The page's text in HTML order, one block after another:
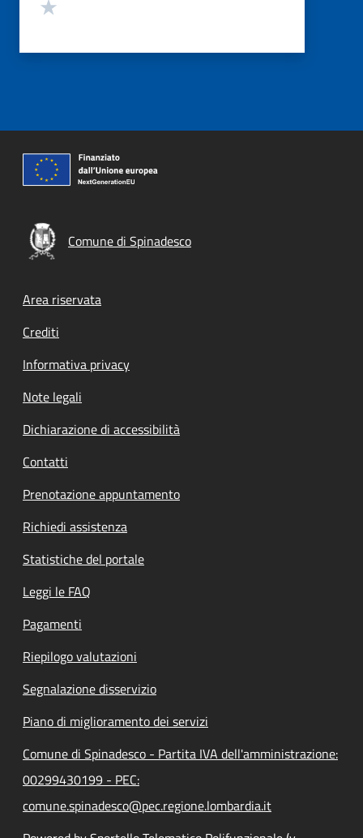
Comune di Spinadesco
Footer menu
Area riservata
Crediti
Informativa privacy
Note legali
Dichiarazione di accessibilità
Contatti
Prenotazione appuntamento
Richiedi assistenza
Statistiche del portale
Leggi le FAQ
Pagamenti
Riepilogo valutazioni
Segnalazione disservizio
Piano di miglioramento dei servizi
Comune di Spinadesco - Partita IVA dell'amministrazione:
00299430199 - PEC:
comune.spinadesco@pec.regione.lombardia.it